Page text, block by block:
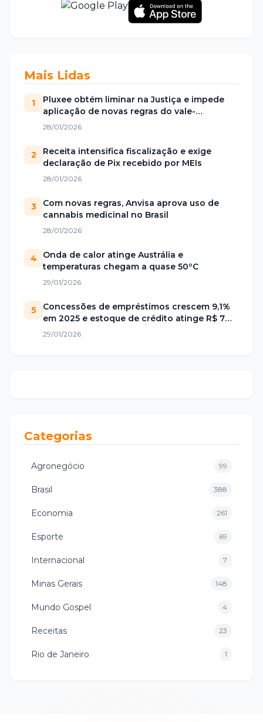
Mais Lidas
1
Pluxee obtém liminar na Justiça e impede
aplicação de novas regras do vale-
alimentação
28/01/2026
2
Receita intensifica fiscalização e exige
declaração de Pix recebido por MEIs
28/01/2026
3
Com novas regras, Anvisa aprova uso de
cannabis medicinal no Brasil
28/01/2026
4
Onda de calor atinge Austrália e
temperaturas chegam a quase 50ºC
29/01/2026
5
Concessões de empréstimos crescem 9,1%
em 2025 e estoque de crédito atinge R$ 7
trilhões no Brasil
29/01/2026
Categorias
Agronegócio 99
Brasil 388
Economia 261
Esporte 69
Internacional 7
Minas Gerais 148
Mundo Gospel 4
Receitas 23
Rio de Janeiro 1